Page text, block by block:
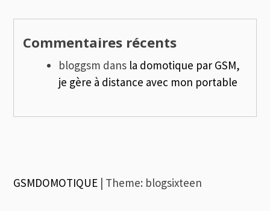
Commentaires récents
bloggsm dans la domotique par GSM,
je gère à distance avec mon portable
GSMDOMOTIQUE | Theme: blogsixteen